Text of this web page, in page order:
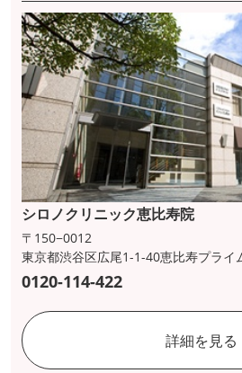
シロノクリニック恵比寿院
〒150−0012
東京都渋谷区広尾1-1-40恵比寿プライ
0120-114-422
詳細を見る